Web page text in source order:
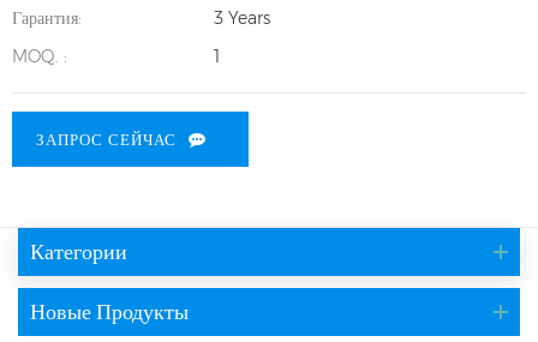
Гарантия:
3 Years
MOQ. :
1
ЗАПРОС СЕЙЧАС
Категории
Новые Продукты